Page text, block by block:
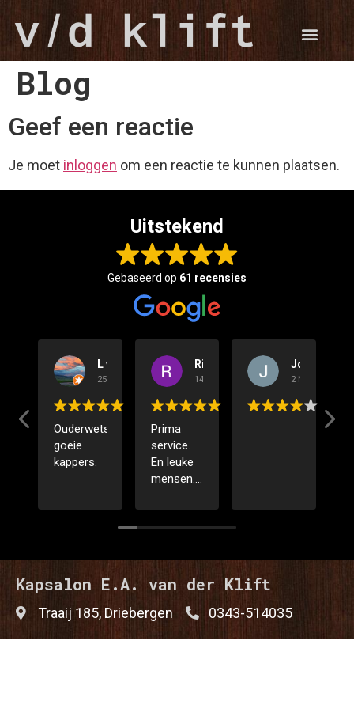
Blog
Geef een reactie
Je moet inloggen om een reactie te kunnen plaatsen.
Uitstekend
Gebaseerd op 61 recensies
L van der Valk
25 Juli 2023
Ouderwets
goeie
kappers.
Ria Van De Pol
14 Juli 2023
Prima
service.
En leuke
mensen.
herhaling
vatbaar
pol
Joke Bal
2 November
Kapsalon E.A. van der Klift
Traaij 185, Driebergen 0343-514035